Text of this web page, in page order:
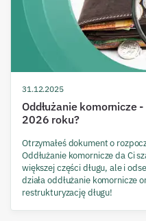
31.12.2025
Oddłużanie komornicze
2026 roku?
Otrzymałeś dokument o
Oddłużanie komornicze da Ci
większej części długu, ale i
działa oddłużanie komornicze
restrukturyzację długu!